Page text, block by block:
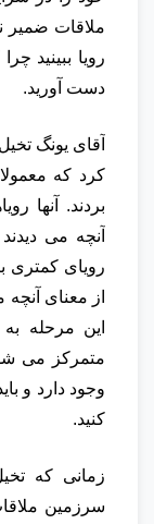
ملاقات ضمیر
رویا ببینید
دست آورید.
آقای یونگ
کرد که
بردند. آنها
آنچه می
رویای کمتری
از معنای آنچه
این مرحله
متمرکز می
وجود دارد و
کنید.
زمانی که
سرزمین